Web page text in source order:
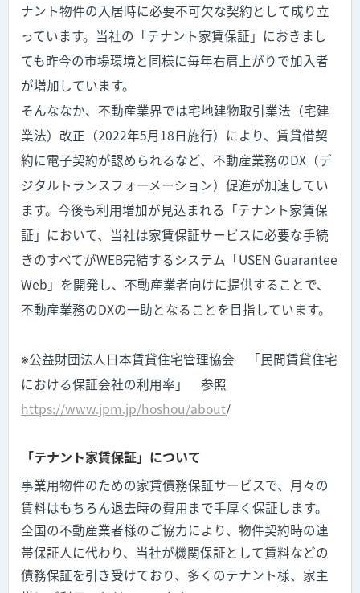
ナント物件の入居時に必要不可欠な契約として成り立
っています。当社の「テナント家賃保証」におきまし
ても昨今の市場環境と同様に毎年右肩上がりで加入者
が増加しています。
そんななか、不動産業界では宅地建物取引業法（宅建
業法）改正（2022年5月18日施行）により、賃貸借契
約に電子契約が認められるなど、不動産業務のDX（デ
ジタルトランスフォーメーション）促進が加速してい
ます。今後も利用増加が見込まれる「テナント家賃保
証」において、当社は家賃保証サービスに必要な手続
きのすべてがWEB完結するシステム「USEN Guarantee
Web」を開発し、不動産業者向けに提供することで、
不動産業務のDXの一助となることを目指しています。
※公益財団法人日本賃貸住宅管理協会 「民間賃貸住宅
における保証会社の利用率」 参照
https://www.jpm.jp/hoshou/about/
「テナント家賃保証」について
事業用物件のための家賃債務保証サービスで、月々の
賃料はもちろん退去時の費用まで手厚く保証します。
全国の不動産業者様のご協力により、物件契約時の連
帯保証人に代わり、当社が機関保証として賃料などの
債務保証を引き受けており、多くのテナント様、家主